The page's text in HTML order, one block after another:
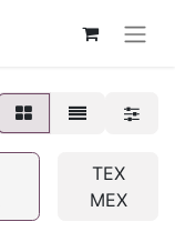
TEX
MEX